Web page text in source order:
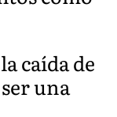
caída de
una